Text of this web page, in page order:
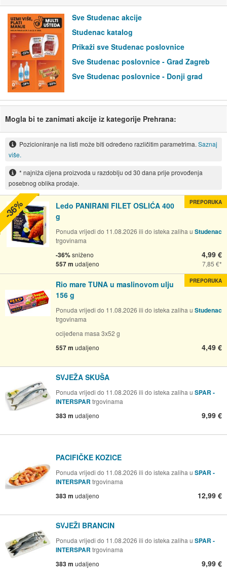
Sve Studenac akcije
Studenac katalog
Prikaži sve Studenac poslovnice
Sve Studenac poslovnice - Grad Zagreb
Sve Studenac poslovnice - Donji grad
Mogla bi te zanimati akcije iz kategorije Prehrana:
Pozicioniranje na listi može biti određeno različitim parametrima. Saznaj
više.
* najniža cijena proizvoda u razdoblju od 30 dana prije provođenja
posebnog oblika prodaje.
Ledo PANIRANI FILET OSLIĆA 400
g
Ponuda vrijedi do 11.08.2026 ili do isteka zaliha u Studenac
trgovinama
-36%sniženo
557 m udaljeno
4,99 €
7,85 €
PREPORUKA
-36%
Rio mare TUNA u maslinovom ulju
156 g
Ponuda vrijedi do 11.08.2026 ili do isteka zaliha u Studenac
trgovinama
ocijeđena masa 3x52 g
557 m udaljeno 4,49 €
PREPORUKA
SVJEŽA SKUŠA
Ponuda vrijedi do 11.08.2026 ili do isteka zaliha u SPAR -
INTERSPAR trgovinama
383 m udaljeno 9,99 €
PACIFIČKE KOZICE
Ponuda vrijedi do 11.08.2026 ili do isteka zaliha u SPAR -
INTERSPAR trgovinama
383 m udaljeno 12,99 €
SVJEŽI BRANCIN
Ponuda vrijedi do 11.08.2026 ili do isteka zaliha u SPAR -
INTERSPAR trgovinama
383 m udaljeno 9,99 €